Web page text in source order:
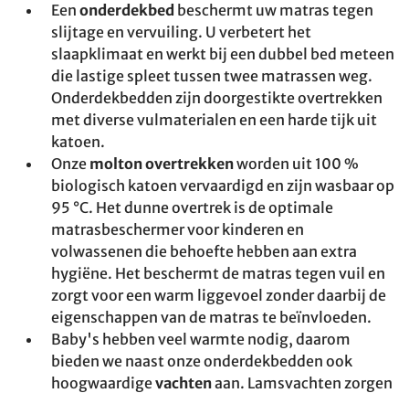
Een onderdekbed beschermt uw matras tegen
slijtage en vervuiling. U verbetert het
slaapklimaat en werkt bij een dubbel bed meteen
die lastige spleet tussen twee matrassen weg.
Onderdekbedden zijn doorgestikte overtrekken
met diverse vulmaterialen en een harde tijk uit
katoen.
Onze molton overtrekkenworden uit 100 %
biologisch katoen vervaardigd en zijn wasbaar op
95 °C. Het dunne overtrek is de optimale
matrasbeschermer voor kinderen en
volwassenen die behoefte hebben aan extra
hygiëne. Het beschermt de matras tegen vuil en
zorgt voor een warm liggevoel zonder daarbij de
eigenschappen van de matras te beïnvloeden.
Baby's hebben veel warmte nodig, daarom
bieden we naast onze onderdekbedden ook
hoogwaardigevachtenaan. Lamsvachten zorgen